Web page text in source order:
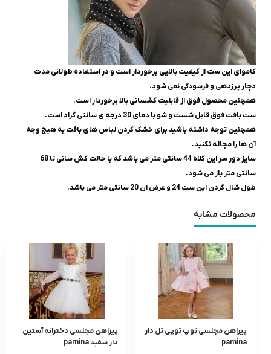
کاموای این ست از کیفیت بالایی برخوردار است و در استفاده طولانی مدت
دچار پرزدهی و فرسودگی نمی شود.
همچنین محصول فوق از قابلیت کشسانی بالا برخوردار است.
ست بافت فوق قابل شست و شو با دمای 30 درجه ی سانتی گراد است.
همچنین توجه داشته باشید برای خشک کردن لباس های بافت به هیچ وجه
آن ها را مچاله نکنید.
سایز دور سر این کلاه 44 سانتی متر می باشد که با حالت کش سانی تا 68
سانتی متر باز می شود.
طول شال گردن این ست 24 و عرض ان 20 سانتی متر می باشد.
محصولات مشابه
پیراهن مجلسی توپ توپی تل دار
pamina
پیراهن مجلسی دخترانه آستین
دار سفید pamina